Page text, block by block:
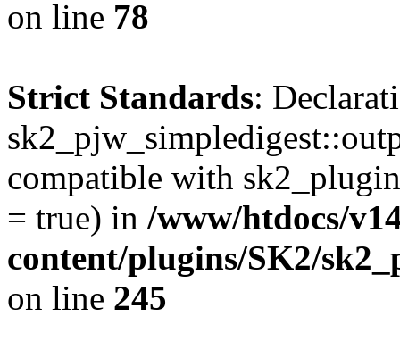
on line 78
Strict Standards:
compatible with
= true) in /www/htdocs/
content/plugins/SK2/
on line 245